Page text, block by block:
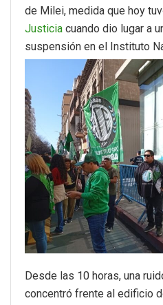
de Milei, medida que hoy
Justicia cuando dio lugar a
suspensión en el Instituto
Desde las 10 horas, una
concentró frente al edificio